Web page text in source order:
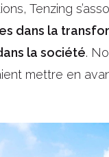
Tenzing
dans la
la société.
mettre en